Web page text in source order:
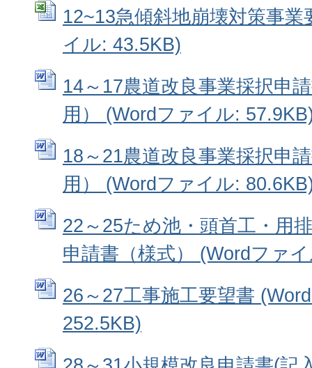
12~13急傾斜地崩壊対策事
イル: 43.5KB)
14～17農道改良事業採択申
用） (Wordファイル:
18～21農道改良事業採択申
用） (Wordファイル:
22～25ため池・頭首工・用
申請書（様式） (Wordファ
26～27工事施工要望書
252.5KB)